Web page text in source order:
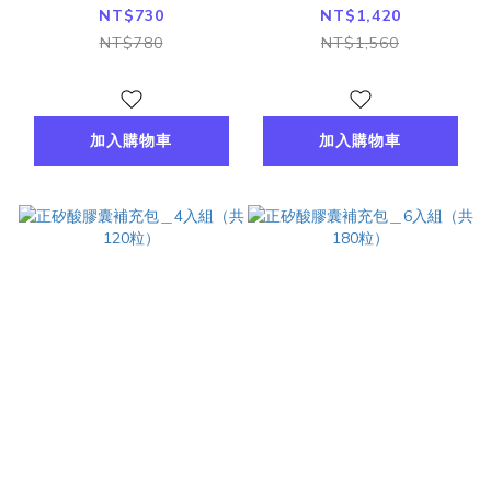
NT$730
NT$780
加入購物車
NT$1,420
NT$1,560
加入購物車